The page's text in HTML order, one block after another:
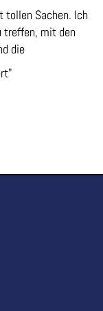
tollen Sachen. Ich
treffen, mit den
die
"